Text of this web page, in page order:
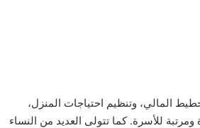
المالي، وتنظيم احتياجات المنزل،
للأسرة. كما تتولى العديد من النساء